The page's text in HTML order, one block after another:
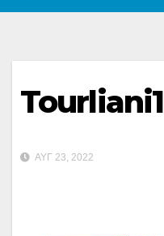
Tourliani1
ΑΥΓ 23, 2022